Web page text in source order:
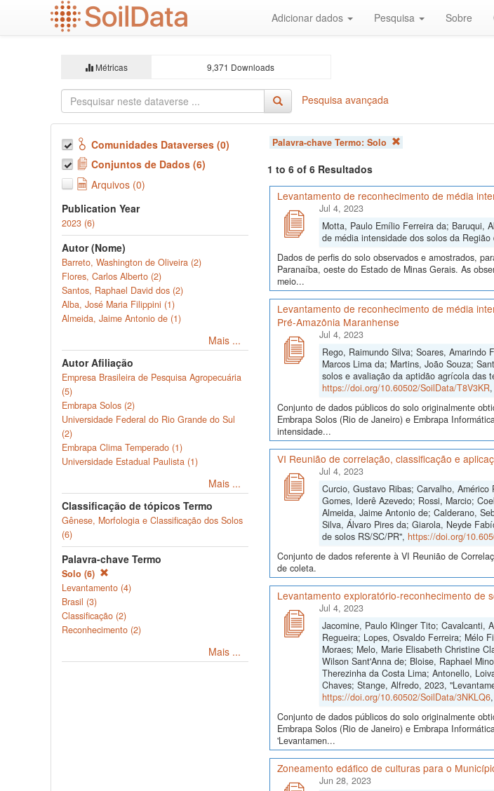
Adicionar dados Pesquisa Sobre
Métricas 9,371 Downloads
Pesquisa avançada
Comunidades Dataverses (0)
Conjuntos de Dados (6)
Arquivos (0)
Publication Year
2023 (6)
Autor (Nome)
Barreto, Washington de Oliveira (2)
Flores, Carlos Alberto (2)
Santos, Raphael David dos (2)
Alba, José Maria Filippini (1)
Almeida, Jaime Antonio de (1)
Mais ...
Autor Afiliação
Empresa Brasileira de Pesquisa Agropecuária
(5)
Embrapa Solos (2)
Universidade Federal do Rio Grande do Sul
(2)
Embrapa Clima Temperado (1)
Universidade Estadual Paulista (1)
Mais ...
Classificação de tópicos Termo
Gênese, Morfologia e Classificação dos Solos
(6)
Palavra-chave Termo
Solo (6)
Levantamento (4)
Brasil (3)
Classificação (2)
Reconhecimento (2)
Mais ...
Palavra-chave Termo: Solo
1 to 6 of 6 Resultados
Levantamento de reconhecimento de média
Jul 4, 2023
Motta, Paulo Emílio Ferreira da; Baruqui,
de média intensidade dos solos da
Dados de perfis do solo observados e amostrados,
Paranaíba, oeste do Estado de Minas Gerais. As
meio...
Levantamento de reconhecimento de média
Pré-Amazônia Maranhense
Jul 4, 2023
Rego, Raimundo Silva; Soares, Amarindo
Marcos Lima da; Martins, João Souza;
solos e avaliação da aptidão agrícola das
https://doi.org/10.60502/SoilData/T8V3KR,
Conjunto de dados públicos do solo originalmente
Embrapa Solos (Rio de Janeiro) e Embrapa
intensidade...
VI Reunião de correlação, classificação e
Jul 4, 2023
Curcio, Gustavo Ribas; Carvalho,
Gomes, Iderê Azevedo; Rossi, Marcio;
Almeida, Jaime Antonio de; Calderano,
Silva, Álvaro Pires da; Giarola, Neyde
de solos RS/SC/PR", https://doi.org/
Conjunto de dados referente à VI Reunião de
de coleta.
Levantamento exploratório-reconhecimento de
Jul 4, 2023
Jacomine, Paulo Klinger Tito; Cavalcanti,
Regueira; Lopes, Osvaldo Ferreira; Mélo
Moraes; Melo, Marie Elisabeth Christine
Wilson Sant'Anna de; Bloise, Raphael
Therezinha da Costa Lima; Antonello,
Chaves; Stange, Alfredo, 2023,
https://doi.org/10.60502/SoilData/3NKLQ6
Conjunto de dados públicos do solo originalmente
Embrapa Solos (Rio de Janeiro) e Embrapa
'Levantamen...
Zoneamento edáfico de culturas para o
Jun 28, 2023